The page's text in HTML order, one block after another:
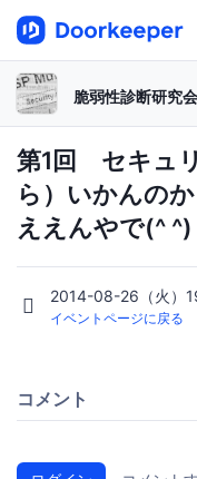
脆弱性診断研究会
第1回 セキュ
ら）いかんのか
ええんやで(^ ^)
2014-08-26（火）
イベントページに戻る
コメント